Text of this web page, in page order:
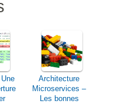
Architecture
Microservices –
Les bonnes